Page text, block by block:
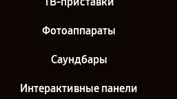
Фотоаппараты
Саундбары
Интерактивные панели